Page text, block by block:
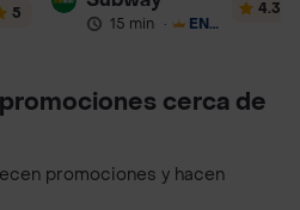
5
15 min · ENVÍO GRATIS
4.3
cerca de
promociones y hacen